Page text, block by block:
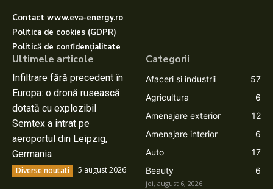
Contact www.eva-energy.ro
Politica de cookies (GDPR)
Politică de confidențialitate
Ultimele articole
Infiltrare fără precedent în
Europa: o dronă rusească
dotată cu explozibil
Semtex a intrat pe
aeroportul din Leipzig,
Germania
Diverse noutati 5 august 2026
Categorii
Afaceri si industrii
57
Agricultura
6
Amenajare exterior
12
Amenajare interior
6
Auto
17
Beauty
6
joi, august 6, 2026